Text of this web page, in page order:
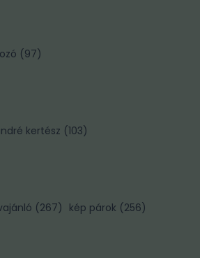
(97)
kertész (103)
(267) kép párok (256)